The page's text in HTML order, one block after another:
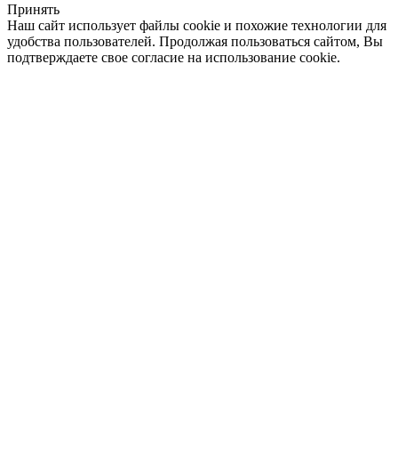
Принять
Наш сайт использует файлы cookie и похожие технологии для
удобства пользователей. Продолжая пользоваться сайтом, Вы
подтверждаете свое согласие на использование cookie.